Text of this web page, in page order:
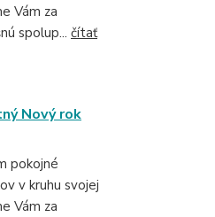
Vám za
spolup... čítať
Nový rok
pokojné
v kruhu svojej
Vám za